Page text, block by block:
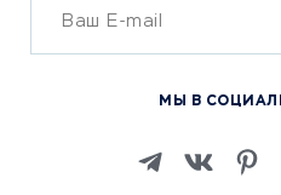
ОБУЧЕНИЕ И РАБОТА
Изучение иностранных
МЫ В